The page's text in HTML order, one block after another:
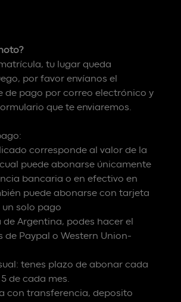
tu lugar queda
por favor envíanos el
de pago por correo electrónico y
que te enviaremos.
corresponde al valor de la
puede abonarse únicamente
bancaria o en efectivo en
puede abonarse con tarjeta
solo pago
de Argentina, podes hacer el
de Paypal o Western Union-
tenes plazo de abonar cada
de cada mes.
con transferencia, deposito